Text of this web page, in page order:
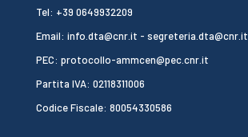
Tel: +39 0649932209
Email: info.dta@cnr.it - segreteria.dta@cnr.it
PEC: protocollo-ammcen@pec.cnr.it
Partita IVA: 02118311006
Codice Fiscale: 80054330586